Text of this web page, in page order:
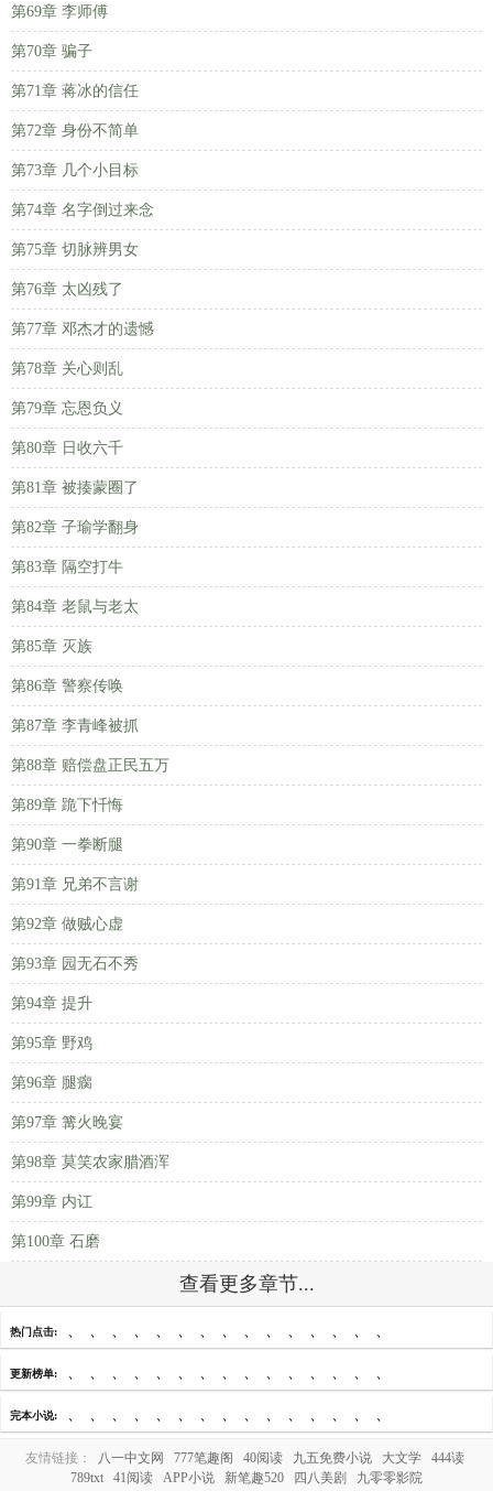
第69章 李师傅
第70章 骗子
第71章 蒋冰的信任
第72章 身份不简单
第73章 几个小目标
第74章 名字倒过来念
第75章 切脉辨男女
第76章 太凶残了
第77章 邓杰才的遗憾
第78章 关心则乱
第79章 忘恩负义
第80章 日收六千
第81章 被揍蒙圈了
第82章 子瑜学翻身
第83章 隔空打牛
第84章 老鼠与老太
第85章 灭族
第86章 警察传唤
第87章 李青峰被抓
第88章 赔偿盘正民五万
第89章 跪下忏悔
第90章 一拳断腿
第91章 兄弟不言谢
第92章 做贼心虚
第93章 园无石不秀
第94章 提升
第95章 野鸡
第96章 腿瘸
第97章 篝火晚宴
第98章 莫笑农家腊酒浑
第99章 内讧
第100章 石磨
查看更多章节...
热门点击: 、 、 、 、 、 、 、 、 、 、 、 、 、 、 、
更新榜单: 、 、 、 、 、 、 、 、 、 、 、 、 、 、 、
完本小说: 、 、 、 、 、 、 、 、 、 、 、 、 、 、 、
友情链接： 八一中文网 777笔趣阁 40阅读 九五免费小说 大文学
444读
789txt
41阅读 APP小说 新笔趣520 四八美剧 九零零影院